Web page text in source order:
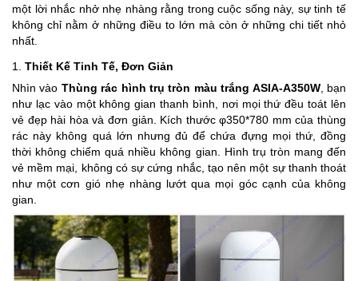
một lời nhắc nhở nhẹ nhàng rằng trong cuộc sống này, sự tinh tế
không chỉ nằm ở những điều to lớn mà còn ở những chi tiết nhỏ
nhất.
1. Thiết Kế Tinh Tế, Đơn Giản
Nhìn vào Thùng rác hình trụ tròn màu trắng ASIA-A350W, bạn
như lạc vào một không gian thanh bình, nơi mọi thứ đều toát lên
vẻ đẹp hài hòa và đơn giản. Kích thước φ350*780 mm của thùng
rác này không quá lớn nhưng đủ để chứa đựng mọi thứ, đồng
thời không chiếm quá nhiều không gian. Hình trụ tròn mang đến
vẻ mềm mại, không có sự cứng nhắc, tạo nên một sự thanh thoát
như một cơn gió nhẹ nhàng lướt qua mọi góc cạnh của không
gian.